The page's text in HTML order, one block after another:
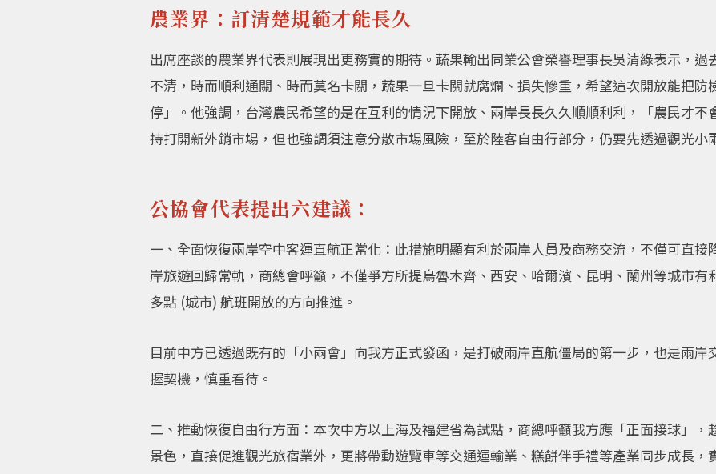
農業界：訂清楚規範才能長久
出席座談的農業界代表則展現出更務實的期待。蔬果輸出同業公會榮譽理事長吳清綠表示，
不清，時而順利通關、時而莫名卡關，蔬果一旦卡關就腐爛、損失慘重，希望這次開放能把
停」。他強調，台灣農民希望的是在互利的情況下開放、兩岸長長久久順順利利，「農民才
持打開新外銷市場，但也強調須注意分散市場風險，至於陸客自由行部分，仍要先透過觀光小
公協會代表提出六建議：
一、全面恢復兩岸空中客運直航正常化：此措施明顯有利於兩岸人員及商務交流，不僅可直
岸旅遊回歸常軌，商總會呼籲，不僅爭方所提烏魯木齊、西安、哈爾濱、昆明、蘭州等城市
多點 (城市) 航班開放的方向推進。
目前中方已透過既有的「小兩會」向我方正式發函，是打破兩岸直航僵局的第一步，也是兩
握契機，慎重看待。
二、推動恢復自由行方面：本次中方以上海及福建省為試點，商總呼籲我方應「正面接球」
景色，直接促進觀光旅宿業外，更將帶動遊覽車等交通運輸業、糕餅伴手禮等產業同步成長，